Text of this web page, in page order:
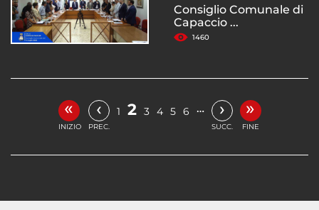
Consiglio Comunale di
Capaccio ...
1460
«
INIZIO
‹
PREC.
1 2 3 4 5 6 … ›
SUCC.
»
FINE